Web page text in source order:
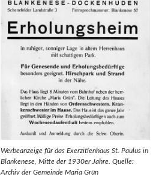
Werbeanzeige für das Exerzitienhaus St. Paulus in
Blankenese, Mitte der 1930er Jahre. Quelle:
Archiv der Gemeinde Maria Grün